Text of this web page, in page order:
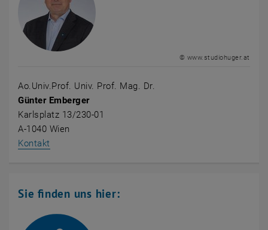
© www.studiohuger.at
Ao.Univ.Prof. Univ. Prof. Mag. Dr.
Günter Emberger
Karlsplatz 13/230-01
A-1040 Wien
Kontakt
Sie finden uns hier: